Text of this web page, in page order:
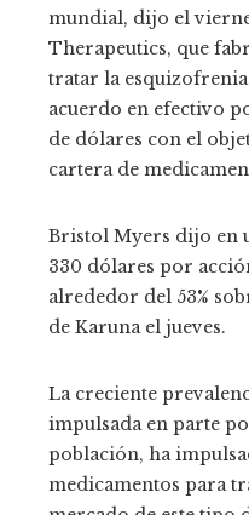
mundial, dijo el
Therapeutics, que
tratar la
acuerdo en efectivo
de dólares con el
cartera de
Bristol Myers dijo en
330 dólares por
alrededor del 53%
de Karuna el jueves.
La creciente
impulsada en parte
población, ha
medicamentos para